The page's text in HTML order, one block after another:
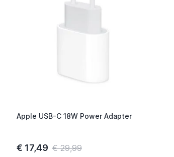
Apple USB-C 18W Power Adapter
€ 17,49 € 29,99